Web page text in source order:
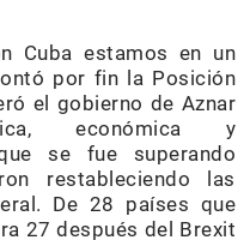
Cuba estamos en un
por fin la Posición
el gobierno de Aznar
económica y
se fue superando
restableciendo las
De 28 países que
27 después del Brexit